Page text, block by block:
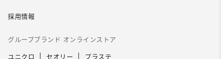
採用情報
グループブランド オンラインストア
ユニクロ セオリー プラステ